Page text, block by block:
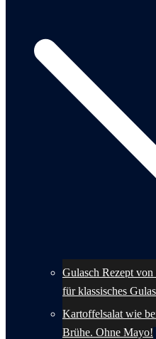
Gulasch Rezept
für klassisches
Kartoffelsalat wie
Brühe. Ohne Mayo!